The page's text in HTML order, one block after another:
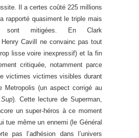
Il a certes coûté 225 millions
rapporté quasiment le triple mais
sont mitigées. En Clark
Henry Cavill ne convainc pas tout
lisse voire inexpressif) et la fin
critiquée, notamment parce
victimes victimes visibles durant
Metropolis (un aspect corrigé au
). Cette lecture de Superman,
un super-héros à ce moment
tue même un ennemi (le Général
pas l’adhésion dans l’univers